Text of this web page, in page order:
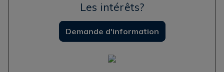
Les intérêts?
Demande d'information